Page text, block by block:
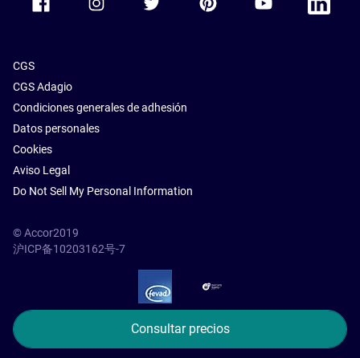
Consultar precios
CGS
CGS Adagio
Condiciones generales de adhesión
Datos personales
Cookies
Aviso Legal
Do Not Sell My Personal Information
© Accor2019
沪ICP备10203162号-7